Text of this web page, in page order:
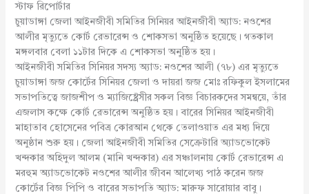
স্টাফ রিপোর্টার
চুয়াডাঙ্গা জেলা আইনজীবী সমিতির সিনিয়র আইনজীবী অ্যাড: নওশের
আলীর মৃত্যুতে কোর্ট রেভারেন্স ও শোকসভা অনুষ্ঠিত হয়েছে। গতকাল
মঙ্গলবার বেলা ১১টার দিকে এ শোকসভা অনুষ্ঠিত হয়।
আইনজীবী সমিতির সিনিয়র সদস্য অ্যাড: নওশের আলী (৭৮) এর মৃত্যুতে
চুয়াডাঙ্গা জজ কোর্টের সিনিয়র জেলা ও দায়রা জজ মোঃ রফিকুল ইসলামের
সভাপতিত্বে জাজশীপ ও ম্যাজিষ্ট্রেসীর সকল বিজ্ঞ বিচারকদের সমন্বয়ে, তাঁর
এজলাস কক্ষে কোর্ট রেভারেন্স অনুষ্ঠিত হয়। বারের সিনিয়র আইনজীবী
মাহাতাব হোসেনের পবিত্র কোরআন থেকে তেলাওয়াত এর মধ্য দিয়ে
অনুষ্ঠান শুরু হয়। জেলা আইনজীবী সমিতির সেক্রেটারি অ্যাডভোকেট
খন্দকার অহিদুল আলম (মানি খন্দকার) এর সঞ্চালনায় কোর্ট রেভারেন্স এ
মরহুম অ্যাডভোকেট নওশের আলীর জীবন আলেখ্য পাঠ করেন জজ
কোর্টের বিজ্ঞ পিপি ও বারের সভাপতি অ্যাড: মারুফ সারোয়ার বাবু।